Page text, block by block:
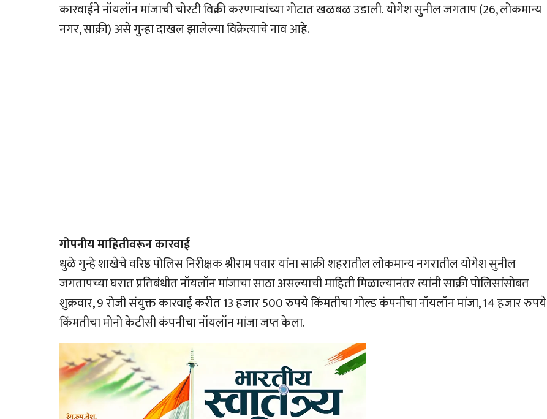
कारवाईने नॉयलॉन मांजाची चोरटी विक्री करणार्‍यांच्या गोटात खळबळ उडाली. योगेश सुनील जगताप (26, लोकमान्य
नगर, साक्री) असे गुन्हा दाखल झालेल्या विक्रेत्याचे नाव आहे.
गोपनीय माहितीवरून कारवाई
धुळे गुन्हे शाखेचे वरिष्ठ पोलिस निरीक्षक श्रीराम पवार यांना साक्री शहरातील लोकमान्य नगरातील योगेश सुनील
जगतापच्या घरात प्रतिबंधीत नॉयलॉन मांजाचा साठा असल्याची माहिती मिळाल्यानंतर त्यांनी साक्री पोलिसांसोबत
शुक्रवार, 9 रोजी संयुक्त कारवाई करीत 13 हजार 500 रुपये किंमतीचा गोल्ड कंपनीचा नॉयलॉन मांजा, 14 हजार रुपये
किंमतीचा मोनो केटीसी कंपनीचा नॉयलॉन मांजा जप्त केला.